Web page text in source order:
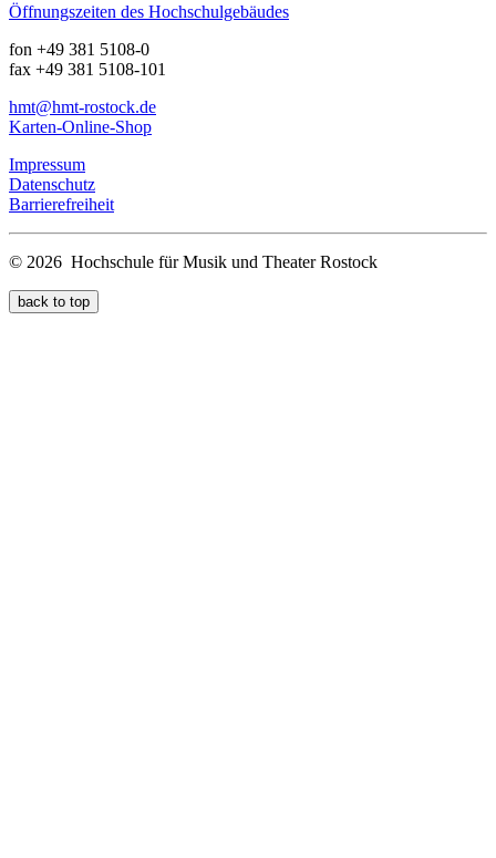
Öffnungszeiten des Hochschulgebäudes
fon +49 381 5108-0
fax +49 381 5108-101
hmt@hmt-rostock.de
Karten-Online-Shop
Impressum
Datenschutz
Barrierefreiheit
© 2026 Hochschule für Musik und Theater Rostock
back to top